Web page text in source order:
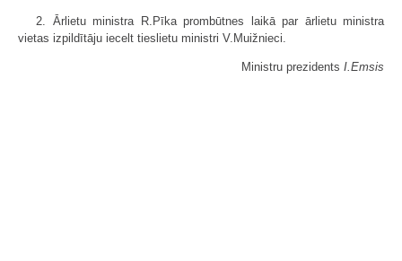
2. Ārlietu ministra R.Pīka prombūtnes laikā par ārlietu ministra
vietas izpildītāju iecelt tieslietu ministri V.Muižnieci.
Ministru prezidents I.Emsis